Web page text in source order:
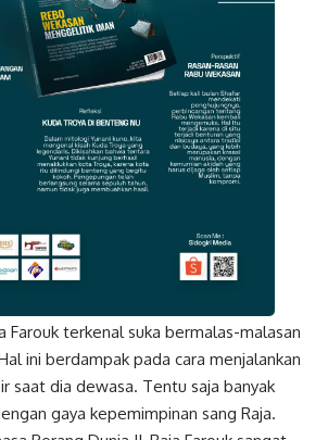
Farouk terkenal suka bermalas-malasan
ini berdampak pada cara menjalankan
saat dia dewasa. Tentu saja banyak
gaya kepemimpinan sang Raja.